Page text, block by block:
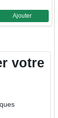
Quantité
Ajouter
votre